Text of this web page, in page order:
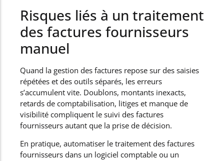
Risques liés à un traitement
des factures fournisseurs
manuel
Quand la gestion des factures repose sur des saisies
répétées et des outils séparés, les erreurs
s’accumulent vite. Doublons, montants inexacts,
retards de comptabilisation, litiges et manque de
visibilité compliquent le suivi des factures
fournisseurs autant que la prise de décision.
En pratique, automatiser le traitement des factures
fournisseurs dans un logiciel comptable ou un